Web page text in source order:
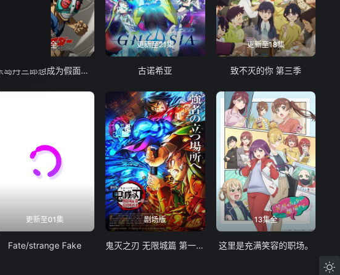
24集全
东岛丹三郎想成为假面骑士
更新至21集
古诺希亚
更新至18集
致不灭的你 第三季
更新至01集
Fate/strange Fake
剧场版
鬼灭之刃 无限城篇 第一章 猗窝座再袭
13集全
这里是充满笑容的职场。